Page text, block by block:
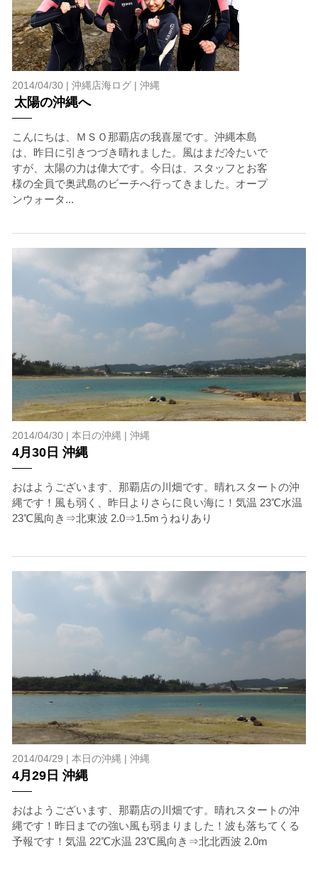
2014/04/30 | 沖縄店海ログ| 沖縄
太陽の沖縄へ
こんにちは、ＭＳＯ那覇店の我喜屋です。沖縄本島
は、昨日に引きつづき晴れました。風はまだ冷たいで
すが、太陽の力は偉大です。今日は、スタッフとお客
様の全員で奥武島のビーチへ行ってきました。オープ
ンウォータ...
2014/04/30 | 本日の沖縄 | 沖縄
4月30日 沖縄
おはようございます、那覇店の川畑です。晴れスタートの沖
縄です！風も弱く、昨日よりさらに良い海に！気温 23℃水温
23℃風向き⇒北東波 2.0⇒1.5mうねりあり
2014/04/29 | 本日の沖縄 | 沖縄
4月29日 沖縄
おはようございます、那覇店の川畑です。晴れスタートの沖
縄です！昨日までの強い風も弱まりました！波も落ちてくる
予報です！気温 22℃水温 23℃風向き⇒北北西波 2.0m